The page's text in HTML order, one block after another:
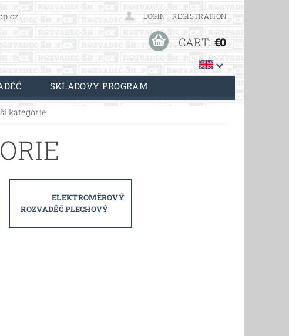
LOGIN | REGISTRATION
CART: €0
SKLADOVY PROGRAM
kategorie
ELEKTROMĚROVÝ
ROZVADĚČ PLECHOVÝ